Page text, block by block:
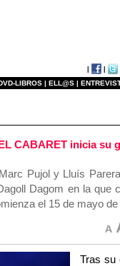
LIBROS | ELL@S |
CABARET inicia su
Pujol y Lluís
Dagom en la que
el 15 de mayo
Tras su